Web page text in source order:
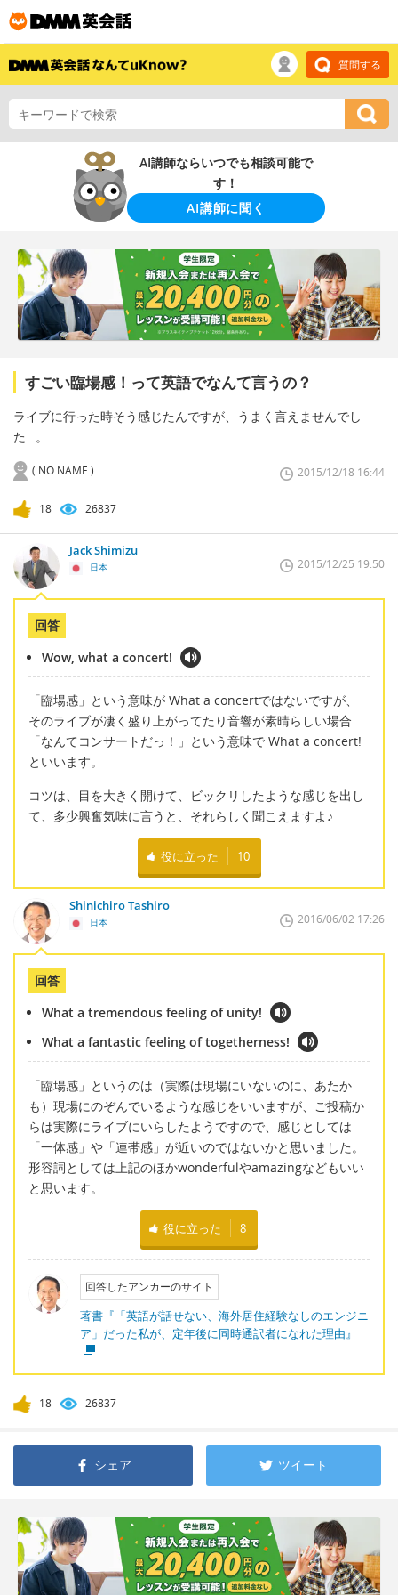
質問する
AI講師ならいつでも相談可能で
す！
AI講師に聞く
すごい臨場感！って英語でなんて言うの？
ライブに行った時そう感じたんですが、うまく言えませんでし
た…。
( NO NAME ) 2015/12/18 16:44
18 26837
Jack Shimizu
日本 2015/12/25 19:50
回答
Wow, what a concert!
「臨場感」という意味が What a concertではないですが、
そのライブが凄く盛り上がってたり音響が素晴らしい場合
「なんてコンサートだっ！」という意味で What a concert!
といいます。
コツは、目を大きく開けて、ビックリしたような感じを出し
て、多少興奮気味に言うと、それらしく聞こえますよ♪
役に立った 10
Shinichiro Tashiro
日本 2016/06/02 17:26
回答
What a tremendous feeling of unity!
What a fantastic feeling of togetherness!
「臨場感」というのは（実際は現場にいないのに、あたか
も）現場にのぞんでいるような感じをいいますが、ご投稿か
らは実際にライブにいらしたようですので、感じとしては
「一体感」や「連帯感」が近いのではないかと思いました。
形容詞としては上記のほかwonderfulやamazingなどもいい
と思います。
役に立った 8
回答したアンカーのサイト
著書『「英語が話せない、海外居住経験なしのエンジニ
ア」だった私が、定年後に同時通訳者になれた理由』
18 26837
シェア ツイート